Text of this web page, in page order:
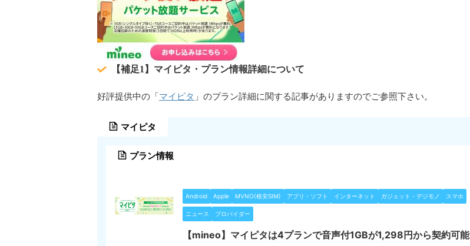
【補足1】マイピタ・プラン情報詳細について
好評提供中の「 マイピタ 」のプラン詳細に関する記事がありますのでご参照下さい。
マイピタ
プラン情報
Android Apple MVNO(格安SIM) アプリ・ソフト インターネット ガジェット・デジモノ スマホ
ニュース プロバイダー
【mineo】マイピタは4プランで音声付1GBが1,298円から契約可能